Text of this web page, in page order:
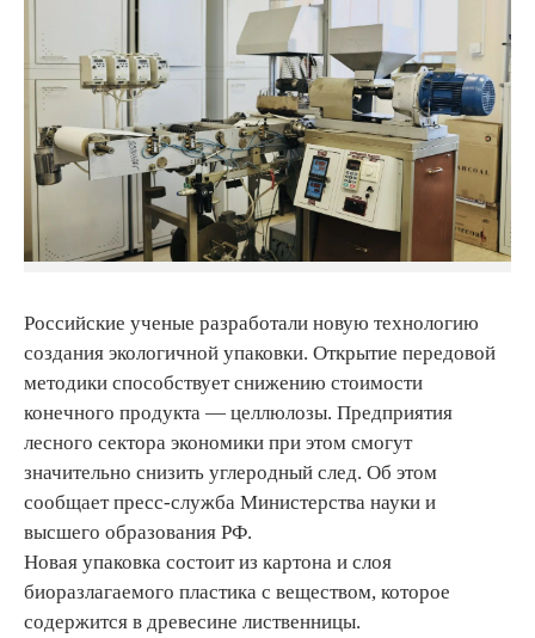
Российские ученые разработали новую технологию
создания экологичной упаковки. Открытие передовой
методики способствует снижению стоимости
конечного продукта — целлюлозы. Предприятия
лесного сектора экономики при этом смогут
значительно снизить углеродный след. Об этом
сообщает пресс-служба Министерства науки и
высшего образования РФ.
Новая упаковка состоит из картона и слоя
биоразлагаемого пластика с веществом, которое
содержится в древесине лиственницы.